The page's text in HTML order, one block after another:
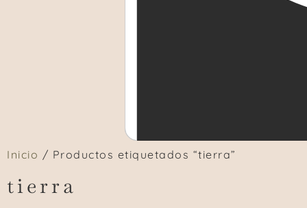
Inicio / Productos etiquetados “tierra”
tierra